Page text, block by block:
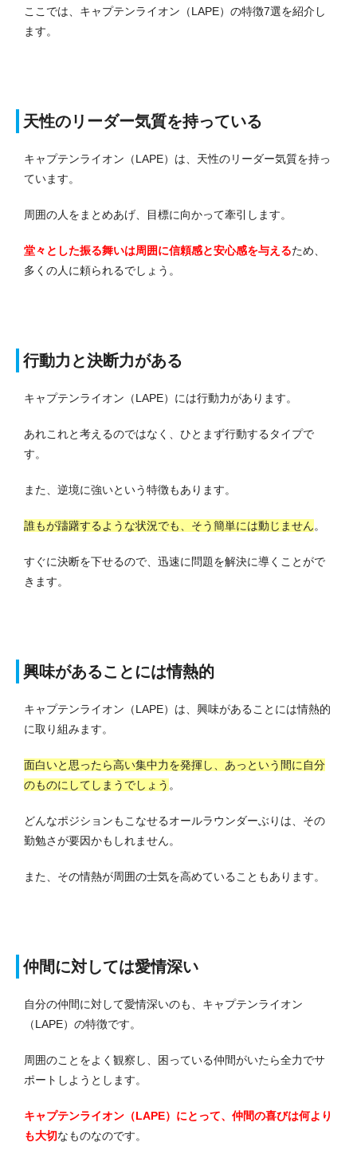
ここでは、キャプテンライオン（LAPE）の特徴7選を紹介し
ます。
天性のリーダー気質を持っている
キャプテンライオン（LAPE）は、天性のリーダー気質を持っ
ています。
周囲の人をまとめあげ、目標に向かって牽引します。
堂々とした振る舞いは周囲に信頼感と安心感を与えるため、
多くの人に頼られるでしょう。
行動力と決断力がある
キャプテンライオン（LAPE）には行動力があります。
あれこれと考えるのではなく、ひとまず行動するタイプで
す。
また、逆境に強いという特徴もあります。
誰もが躊躇するような状況でも、そう簡単には動じません。
すぐに決断を下せるので、迅速に問題を解決に導くことがで
きます。
興味があることには情熱的
キャプテンライオン（LAPE）は、興味があることには情熱的
に取り組みます。
面白いと思ったら高い集中力を発揮し、あっという間に自分
のものにしてしまうでしょう 。
どんなポジションもこなせるオールラウンダーぶりは、その
勤勉さが要因かもしれません。
また、その情熱が周囲の士気を高めていることもあります。
仲間に対しては愛情深い
自分の仲間に対して愛情深いのも、キャプテンライオン
（LAPE）の特徴です。
周囲のことをよく観察し、困っている仲間がいたら全力でサ
ポートしようとします。
キャプテンライオン（LAPE）にとって、仲間の喜びは何より
も大切なものなのです。